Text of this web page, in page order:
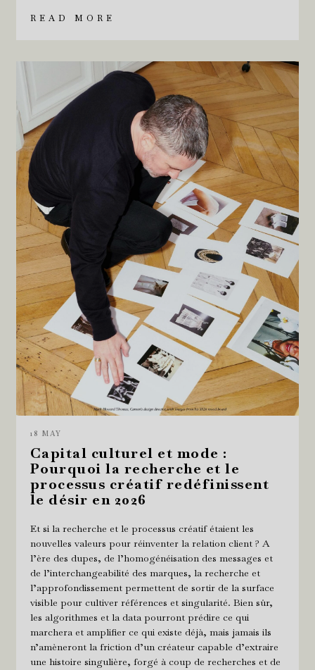
READ MORE
18 MAY
Capital culturel et mode :
Pourquoi la recherche et le
processus créatif redéfinissent
le désir en 2026
Et si la recherche et le processus créatif étaient les
nouvelles valeurs pour réinventer la relation client ? A
l’ère des dupes, de l’homogénéisation des messages et
de l’interchangeabilité des marques, la recherche et
l’approfondissement permettent de sortir de la surface
visible pour cultiver références et singularité. Bien sûr,
les algorithmes et la data pourront prédire ce qui
marchera et amplifier ce qui existe déjà, mais jamais ils
n’amèneront la friction d’un créateur capable d’extraire
une histoire singulière, forgé à coup de recherches et de